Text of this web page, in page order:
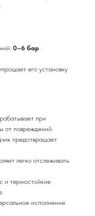
0–6 бар .
его установку
при
от повреждений.
предотвращает
легко отслеживать
и термостойкие
исполнение